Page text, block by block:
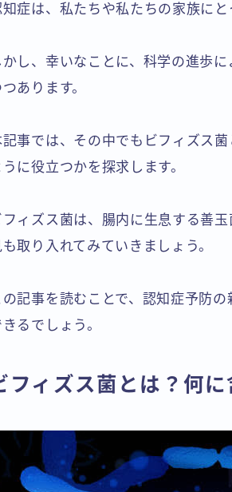
知症は、私たちや私たちの家族にと
かし、幸いなことに、科学の進歩
あります。
記事では、その中でもビフィズス
うに役立つかを探求します。
フィズス菌は、腸内に生息する善
も取り入れてみていきましょう。
の記事を読むことで、認知症予防
きるでしょう。
フィズス菌とは？何に